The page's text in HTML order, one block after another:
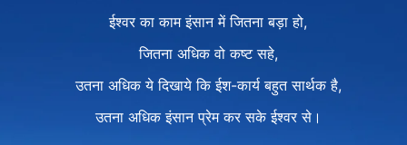
ईश्वर का काम इंसान में जितना बड़ा हो,
जितना अधिक वो कष्ट सहे,
उतना अधिक ये दिखाये कि ईश-कार्य बहुत सार्थक है,
उतना अधिक इंसान प्रेम कर सके ईश्वर से।